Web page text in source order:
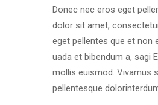
Donec nec eros eget
dolor sit amet,
eget pellentes que et non
uada et bibendum a, sagi
mollis euismod. Vivamus
pellentesque